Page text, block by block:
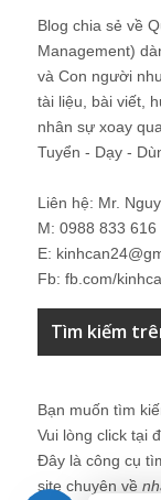
Blog chia sẻ về
Management)
và Con người
tài liệu, bài viết,
nhân sự xoay
Tuyển - Dạy -
Liên hệ: Mr.
M: 0988 833 616
E:
Fb: fb.com/
Tìm kiếm
Bạn muốn tìm
Vui lòng click tại
Đây là công cụ
site chuyên về